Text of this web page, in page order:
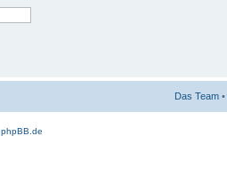
Das Team •
phpBB.de